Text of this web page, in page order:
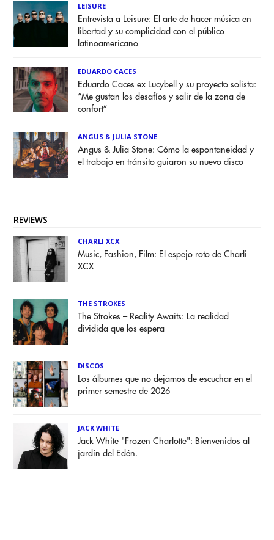
LEISURE
Entrevista a Leisure: El arte de hacer música en
libertad y su complicidad con el público
latinoamericano
EDUARDO CACES
Eduardo Caces ex Lucybell y su proyecto solista:
“Me gustan los desafíos y salir de la zona de
confort”
ANGUS & JULIA STONE
Angus & Julia Stone: Cómo la espontaneidad y
el trabajo en tránsito guiaron su nuevo disco
REVIEWS
CHARLI XCX
Music, Fashion, Film: El espejo roto de Charli
XCX
THE STROKES
The Strokes – Reality Awaits: La realidad
dividida que los espera
DISCOS
Los álbumes que no dejamos de escuchar en el
primer semestre de 2026
JACK WHITE
Jack White "Frozen Charlotte": Bienvenidos al
jardín del Edén.